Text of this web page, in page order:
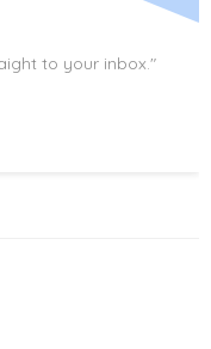
to your inbox."